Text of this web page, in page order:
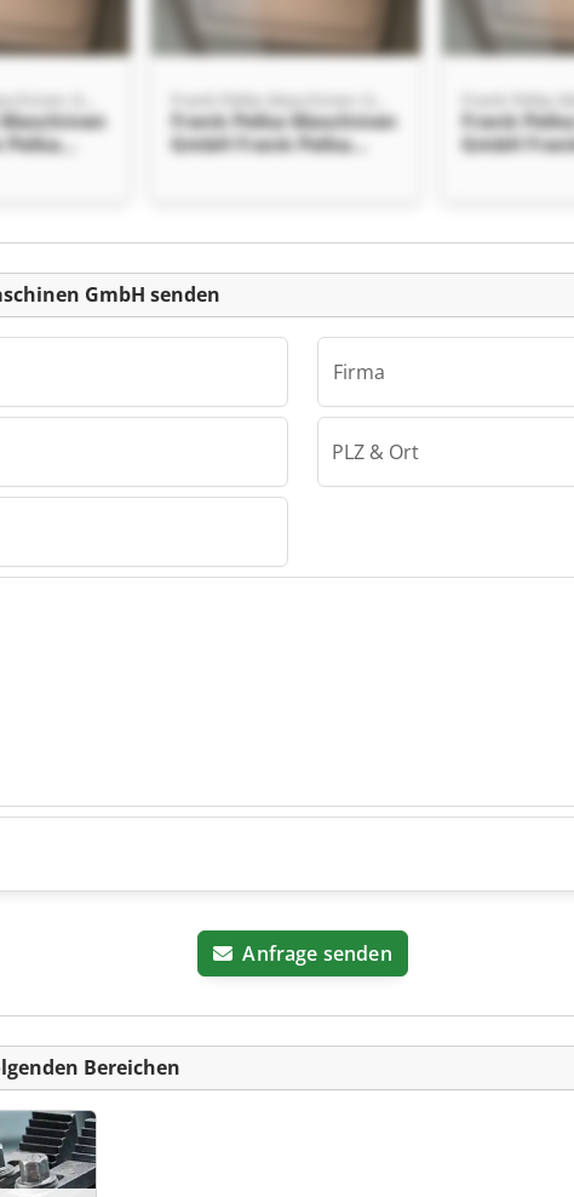
Pelka
Frank Pelka Maschinen
GmbH Frank Pelka
Frank
GmbH
Pelka
Kleinanzeige
GmbH senden
Firma
PLZ & Ort
Anfrage senden
Bereichen